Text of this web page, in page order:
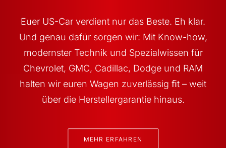
Euer US-Car verdient nur das Beste. Eh klar.
Und genau dafür sorgen wir: Mit Know-how,
modernster Technik und Spezialwissen für
Chevrolet, GMC, Cadillac, Dodge und RAM
halten wir euren Wagen zuverlässig ﬁt – weit
über die Herstellergarantie hinaus.
MEHR ERFAHREN